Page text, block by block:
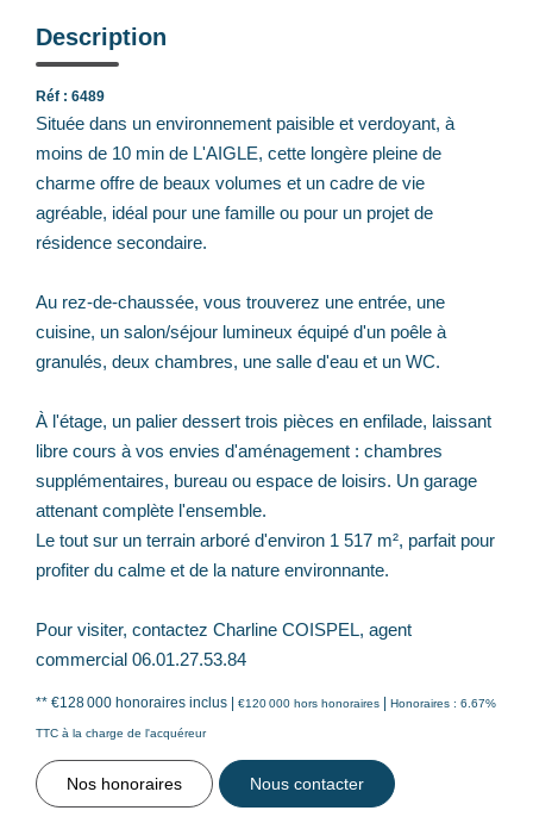
Description
Réf : 6489
Située dans un environnement paisible et verdoyant, à
moins de 10 min de L'AIGLE, cette longère pleine de
charme offre de beaux volumes et un cadre de vie
agréable, idéal pour une famille ou pour un projet de
résidence secondaire.
Au rez-de-chaussée, vous trouverez une entrée, une
cuisine, un salon/séjour lumineux équipé d'un poêle à
granulés, deux chambres, une salle d'eau et un WC.
À l'étage, un palier dessert trois pièces en enfilade, laissant
libre cours à vos envies d'aménagement : chambres
supplémentaires, bureau ou espace de loisirs. Un garage
attenant complète l'ensemble.
Le tout sur un terrain arboré d'environ 1 517 m², parfait pour
profiter du calme et de la nature environnante.
Pour visiter, contactez Charline COISPEL, agent
commercial 06.01.27.53.84
** €128 000 honoraires inclus | €120 000 hors honoraires | Honoraires : 6.67%
TTC à la charge de l'acquéreur
Nos honoraires Nous contacter